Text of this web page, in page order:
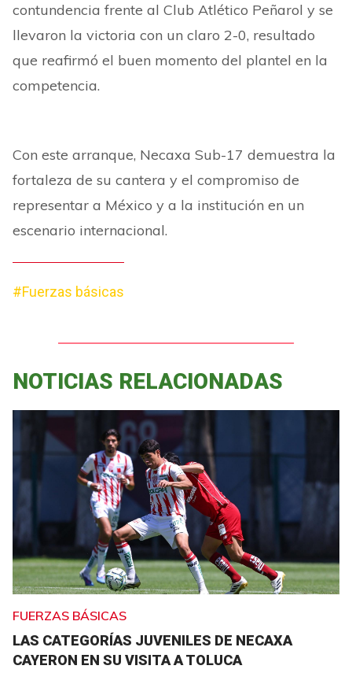
contundencia frente al Club Atlético Peñarol y se
llevaron la victoria con un claro 2-0, resultado
que reafirmó el buen momento del plantel en la
competencia.
Con este arranque, Necaxa Sub-17 demuestra la
fortaleza de su cantera y el compromiso de
representar a México y a la institución en un
escenario internacional.
#Fuerzas básicas
NOTICIAS RELACIONADAS
FUERZAS BÁSICAS
LAS CATEGORÍAS JUVENILES DE NECAXA
CAYERON EN SU VISITA A TOLUCA